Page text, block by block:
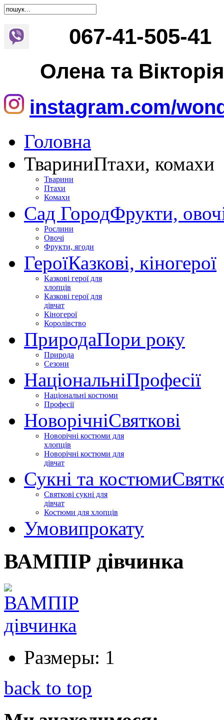
067-41-505-41
Олена та Вікторія
instagram.com/
Головна
ТвариниПтахи, комахи
Тварини
Птахи
Комахи
Сад ГородФрукти,
Рослини
Овочі
Фрукти, ягоди
ГероїКазкові, кіногерої
Казкові герої для
хлопців
Казкові герої для
дівчат
Кіногерої
Королівство
ПриродаПори року
Природа
Сезони
НаціональніПрофесії
Національні костюми
Професії
НоворічніСвяткові
Новорічні костюми для
хлопців
Новорічні костюми для
дівчат
Сукні та костюми
Святкові сукні для
дівчат
Костюми для хлопців
Умовипрокату
ВАМПІР дівчинка
Размеры: 1
back to top